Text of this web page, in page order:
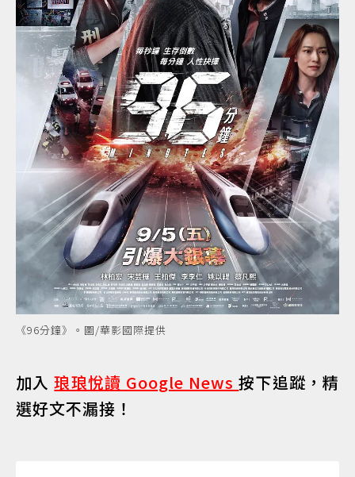
《96分鐘》。圖/華影國際提供
加入琅琅悅讀 Google News按下追蹤，精
選好文不漏接！